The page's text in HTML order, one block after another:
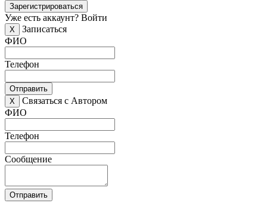
Зарегистрироваться
Уже есть аккаунт? Войти
X
Записаться
ФИО
Телефон
Отправить
X
Связаться с Автором
ФИО
Телефон
Сообщение
Отправить